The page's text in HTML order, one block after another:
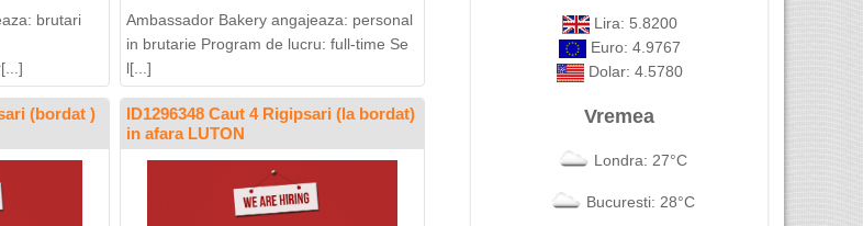
brutari
Ambassador Bakery angajeaza: personal
in brutarie Program de lucru: full-time Se
l[...]
(bordat )
ID1296348 Caut 4 Rigipsari (la bordat)
in afara LUTON
Lira: 5.8200
Euro: 4.9767
Dolar: 4.5780
Vremea
Londra: 27°C
Bucuresti: 28°C